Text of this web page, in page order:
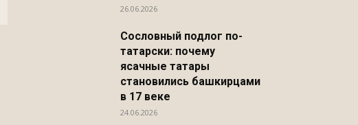
26.06.2026
Сословный подлог по-
татарски: почему
ясачные татары
становились башкирцами
в 17 веке
24.06.2026